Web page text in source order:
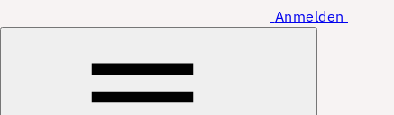
Anmelden